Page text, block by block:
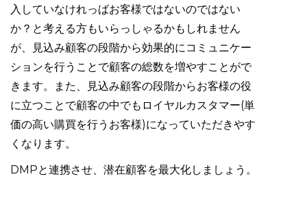
入していなけれっばお客様ではないのではない
か？と考える方もいらっしゃるかもしれません
が、見込み顧客の段階から効果的にコミュニケー
ションを行うことで顧客の総数を増やすことがで
きます。また、見込み顧客の段階からお客様の役
に立つことで顧客の中でもロイヤルカスタマー(単
価の高い購買を行うお客様)になっていただきやす
くなります。
DMPと連携させ、潜在顧客を最大化しましょう。